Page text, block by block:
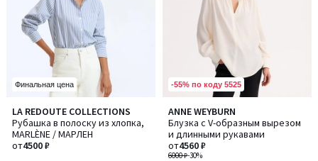
Финальная цена
LA REDOUTE COLLECTIONS
Рубашка в полоску из хлопка,
MARLÈNE / МАРЛЕН
от4500 ₽
4,6
/ 5
Количество
цветов:
2
-55% по коду 5525
ANNE WEYBURN
Блузка с V-образным вырезом
и длинными рукавами
6000 ₽-30%
от4560 ₽
4,2
/ 5
Количество
цветов:
2